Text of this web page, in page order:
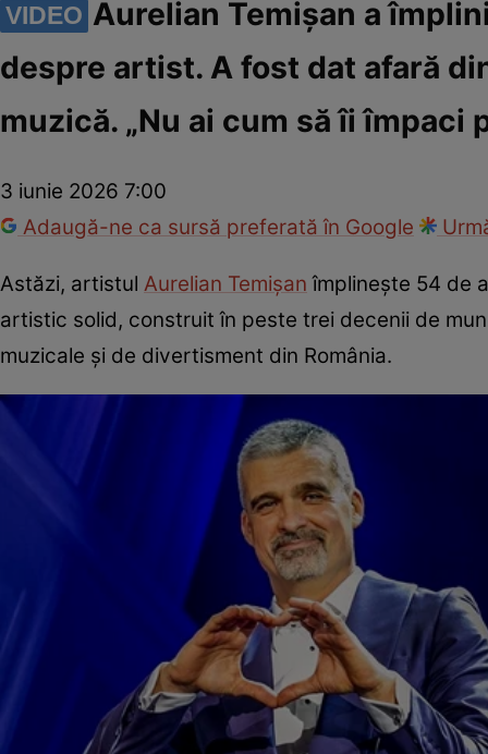
VIDEO Aurelian Temișan a
despre artist. A fost dat afară
muzică. „Nu ai cum să îi împaci
3 iunie 2026 7:00
Adaugă-ne ca sursă preferată în Google
Astăzi, artistul Aurelian Temișan împlinește 54 de
artistic solid, construit în peste trei decenii de
muzicale și de divertisment din România.